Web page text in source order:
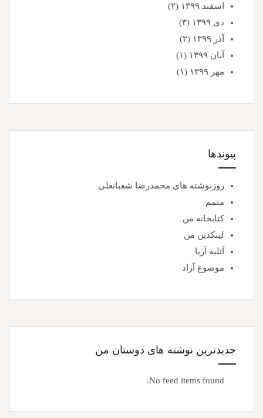
اسفند ۱۳۹۹
(۲)
دی ۱۳۹۹
(۳)
آذر ۱۳۹۹
(۲)
آبان ۱۳۹۹
(۱)
مهر ۱۳۹۹
(۱)
پیوندها
روزنوشته های محمدرضا شعبانعلی
متمم
کتابخانه من
لینکدین من
آتلیه آریا
موضوع آزاد
جدیدترین نوشته های دوستان من
No feed items found.